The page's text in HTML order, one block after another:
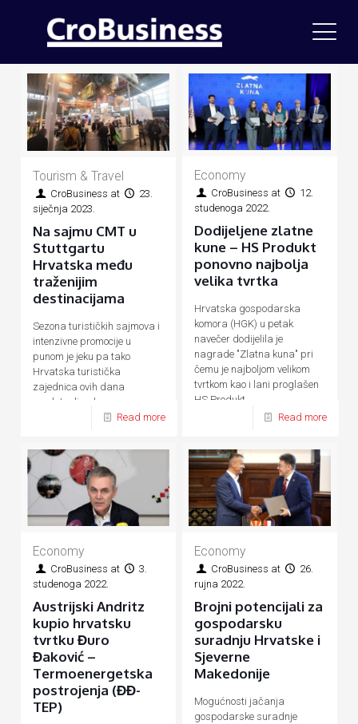
Tourism & Travel
CroBusiness at
23.
siječnja 2023.
Na sajmu CMT u
Stuttgartu
Hrvatska među
traženijim
destinacijama
Sezona turističkih sajmova i
intenzivne promocije u
punom je jeku pa tako
Hrvatska turistička
zajednica ovih dana
predstavlja ukupnu
hrvatsku turističku ponudu
Read more
Economy
CroBusiness at
12.
studenoga 2022.
Dodijeljene zlatne
kune – HS Produkt
ponovno najbolja
velika tvrtka
Hrvatska gospodarska
komora (HGK) u petak
navečer dodijelila je
nagrade "Zlatna kuna" pri
čemu je najboljom velikom
tvrtkom kao i lani proglašen
HS Produkt
Read more
Economy
CroBusiness at
3.
studenoga 2022.
Austrijski Andritz
kupio hrvatsku
tvrtku Đuro
Đaković –
Termoenergetska
postrojenja (ĐĐ-
TEP)
Economy
CroBusiness at
26.
rujna 2022.
Brojni potencijali za
gospodarsku
suradnju Hrvatske i
Sjeverne
Makedonije
Mogućnosti jačanja
gospodarske suradnje